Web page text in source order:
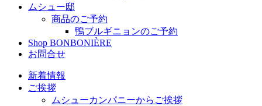
ムシュー邸
商品のご予約
鴨ブルギニョンのご予約
Shop BONBONIÈRE
お問合せ
新着情報
ご挨拶
ムシューカンパニーからご挨拶